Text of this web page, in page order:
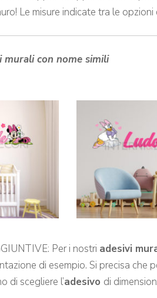
Le misure indicate tra le
murali con nome simili
Per i nostri adesivi
di esempio. Si precisa
di scegliere l’adesivo di